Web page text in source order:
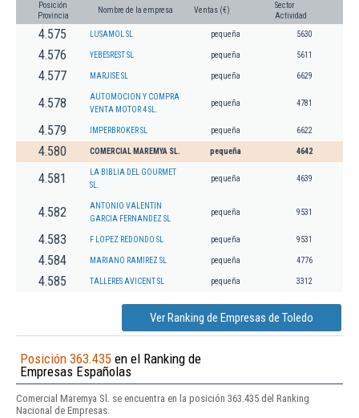
Posición
Provincia
Nombre de la empresa Ventas (€)
Sector
Actividad
4.575 LUSAMOL SL pequeña 5630
4.576 YEBESREST SL pequeña 5611
4.577 MARJISE SL pequeña 6629
4.578
AUTOMOCION Y COMPRA
VENTA MOTOR 4 SL.
pequeña 4781
4.579 IMPERBROKER SL pequeña 6622
4.580 COMERCIAL MAREMYA SL. pequeña 4642
4.581
LA BIBLIA DEL GOURMET
SL.
pequeña 4639
4.582
ANTONIO VALENTIN
GARCIA FERNANDEZ SL
pequeña 9531
4.583 F LOPEZ REDONDO SL pequeña 9531
4.584 MARIANO RAMIREZ SL pequeña 4776
4.585 TALLERES AVICENT SL pequeña 3312
Ver Ranking de Empresas de Toledo
Posición 363.435 en el Ranking de
Empresas Españolas
Comercial Maremya Sl. se encuentra en la posición 363.435 del Ranking
Nacional de Empresas.